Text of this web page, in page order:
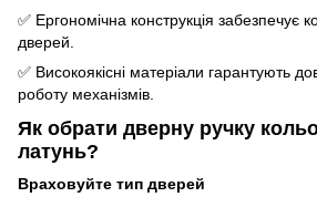
✅ Ергономічна конструкція забезпечує
дверей.
✅ Високоякісні матеріали гарантують
роботу механізмів.
Як обрати дверну ручку
латунь?
Враховуйте тип дверей